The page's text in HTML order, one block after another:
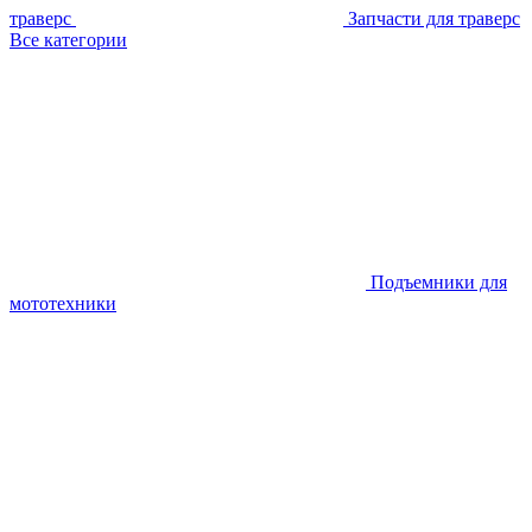
траверс
Запчасти для траверс
Все категории
Подъемники для
мототехники